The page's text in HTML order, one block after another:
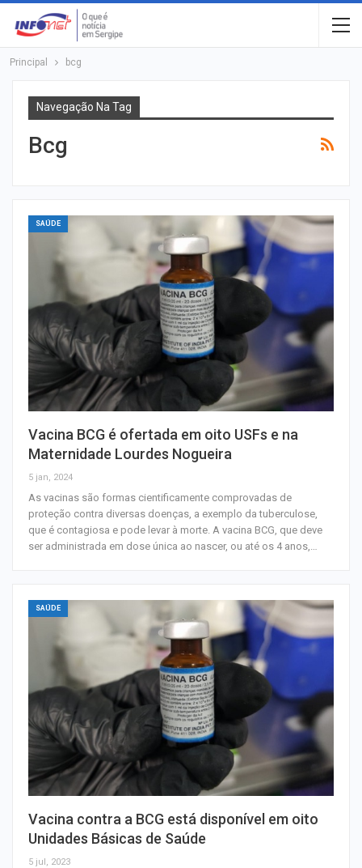
Principal bcg
Navegação Na Tag
Bcg
SAÚDE
Vacina BCG é ofertada em oito USFs e na
Maternidade Lourdes Nogueira
5 jan, 2024
As vacinas são formas cientificamente comprovadas de
proteção contra diversas doenças, a exemplo da tuberculose,
que é contagiosa e pode levar à morte. A vacina BCG, que deve
ser administrada em dose única ao nascer, ou até os 4 anos,…
SAÚDE
Vacina contra a BCG está disponível em oito
Unidades Básicas de Saúde
5 jul, 2023